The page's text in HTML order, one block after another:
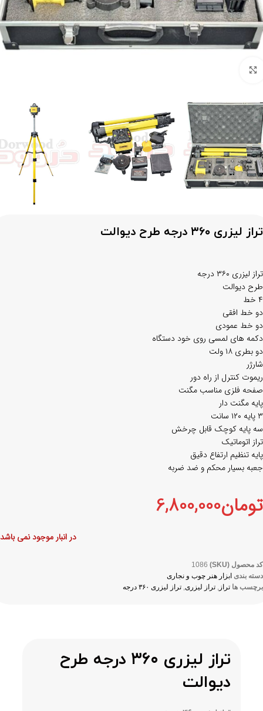
تراز لیزری ۳۶۰ درجه طرح دیوالت
تراز لیزری ۳۶۰ درجه
طرح دیوالت
۴ خط
دو خط افقی
دو خط عمودی
دکمه های لمسی روی خود دستگاه
دو بطری ۱۸ ولت
شارژر
ریموت کنترل از راه دور
صفحه فلزی مناسب مگنت
پایه مگنت دار
۳ پایه ۱۲۰ سانت
سه پایه کوچک قابل چرخش
تراز اتوماتیک
پایه تنظیم ارتفاع دقیق
جعبه بسیار محکم و ضد ضربه
تومان6,800,000
در انبار موجود نمی باشد
کد محصول (SKU)
1086
دسته بندی ابزار هنر چوب و نجاری
برچسب ها تراز , تراز لیزری, تراز لیزری ۳۶۰ درجه
تراز لیزری ۳۶۰ درجه طرح
دیوالت